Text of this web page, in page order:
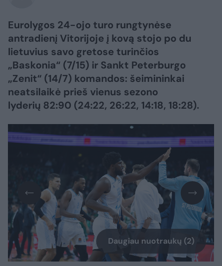
Eurolygos 24-ojo turo rungtynėse
antradienį Vitorijoje į kovą stojo po du
lietuvius savo gretose turinčios
„Baskonia“ (7/15) ir Sankt Peterburgo
„Zenit“ (14/7) komandos: šeimininkai
neatsilaikė prieš vienus sezono
lyderių 82:90 (24:22, 26:22, 14:18, 18:28).
Daugiau nuotraukų (2)